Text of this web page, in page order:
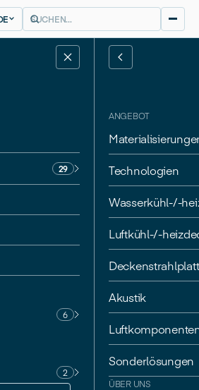
29
6
2
ANGEBOT
Technologien
Wasserkühl-/-
Luftkühl-/-
Akustik
Sonderlösungen
ÜBER UNS